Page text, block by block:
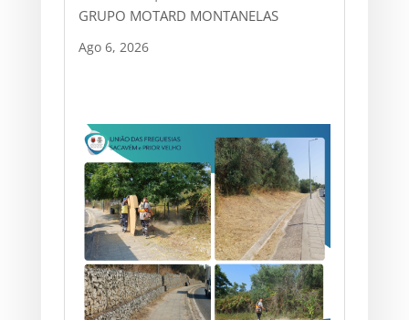
GRUPO MOTARD MONTANELAS
Ago 6, 2026